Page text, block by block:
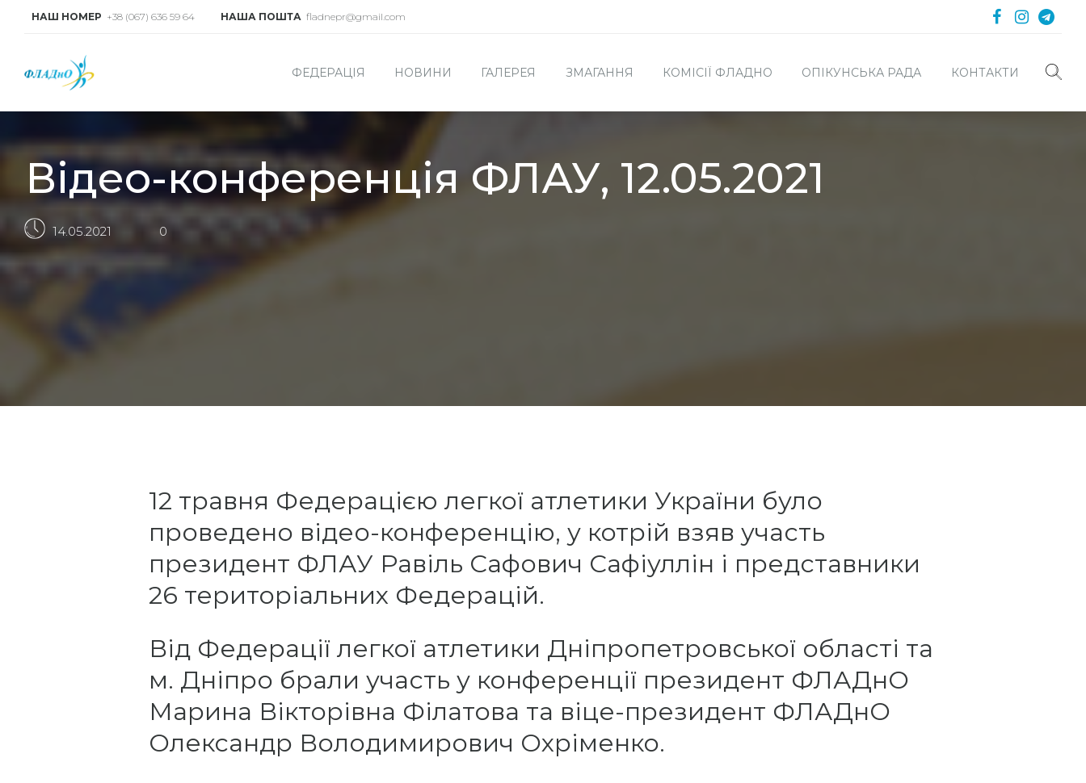
НАШ НОМЕР +38 (067) 636 59 64 НАША ПОШТА fladnepr@gmail.com
ФЕДЕРАЦІЯ НОВИНИ ГАЛЕРЕЯ ЗМАГАННЯ КОМІСІЇ ФЛАДНО ОПІКУНСЬКА РАДА КОНТАКТИ
Відео-конференція ФЛАУ, 12.05.2021
14.05.2021 0
12 травня Федерацією легкої атлетики України було
проведено відео-конференцію, у котрій взяв участь
президент ФЛАУ Равіль Сафович Сафіуллін і представники
26 територіальних Федерацій.
Від Федерації легкої атлетики Дніпропетровської області та
м. Дніпро брали участь у конференції президент ФЛАДнО
Марина Вікторівна Філатова та віце-президент ФЛАДнО
Олександр Володимирович Охріменко.